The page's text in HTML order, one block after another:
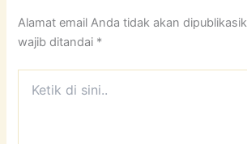
Alamat email Anda tidak akan
wajib ditandai *